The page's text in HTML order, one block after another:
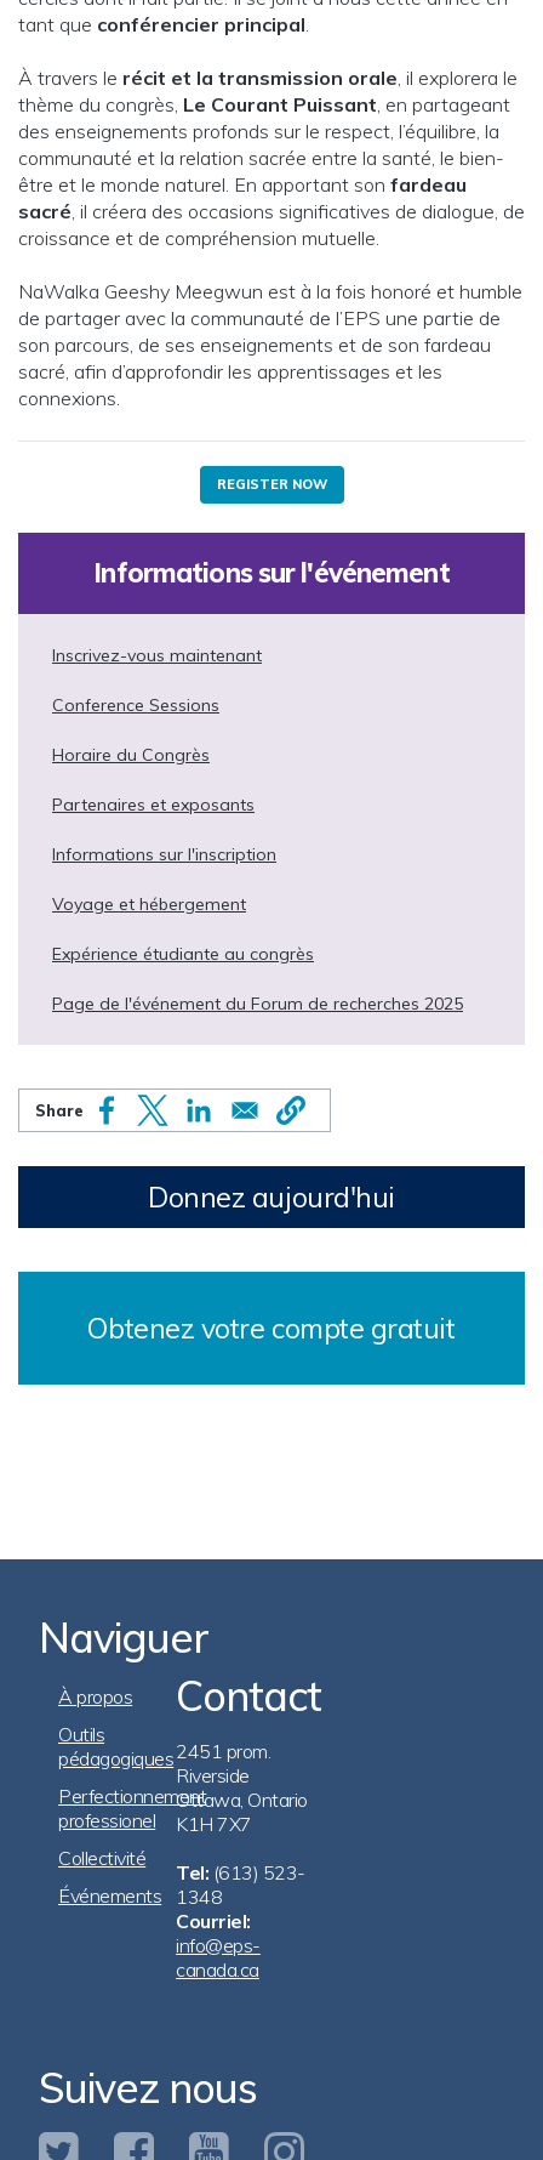
tant que conférencier principal.
À travers le récit et la transmission orale, il explorera le
thème du congrès, Le Courant Puissant, en partageant
des enseignements profonds sur le respect, l’équilibre, la
communauté et la relation sacrée entre la santé, le bien-
être et le monde naturel. En apportant son fardeau
sacré, il créera des occasions significatives de dialogue, de
croissance et de compréhension mutuelle.
NaWalka Geeshy Meegwun est à la fois honoré et humble
de partager avec la communauté de l’EPS une partie de
son parcours, de ses enseignements et de son fardeau
sacré, afin d’approfondir les apprentissages et les
connexions.
REGISTER NOW
Informations sur l'événement
Inscrivez-vous maintenant
Conference Sessions
Horaire du Congrès
Partenaires et exposants
Informations sur l'inscription
Voyage et hébergement
Expérience étudiante au congrès
Page de l'événement du Forum de recherches 2025
Donnez aujourd'hui
Obtenez votre compte gratuit
Naviguer
Footer
Navigation
À propos
Outils
pédagogiques
Perfectionnement
professionel
Collectivité
Événements
Contact
2451 prom.
Riverside
Ottawa, Ontario
K1H 7X7
Tel: (613) 523-
1348
Courriel:
info@eps-
canada.ca
Suivez nous